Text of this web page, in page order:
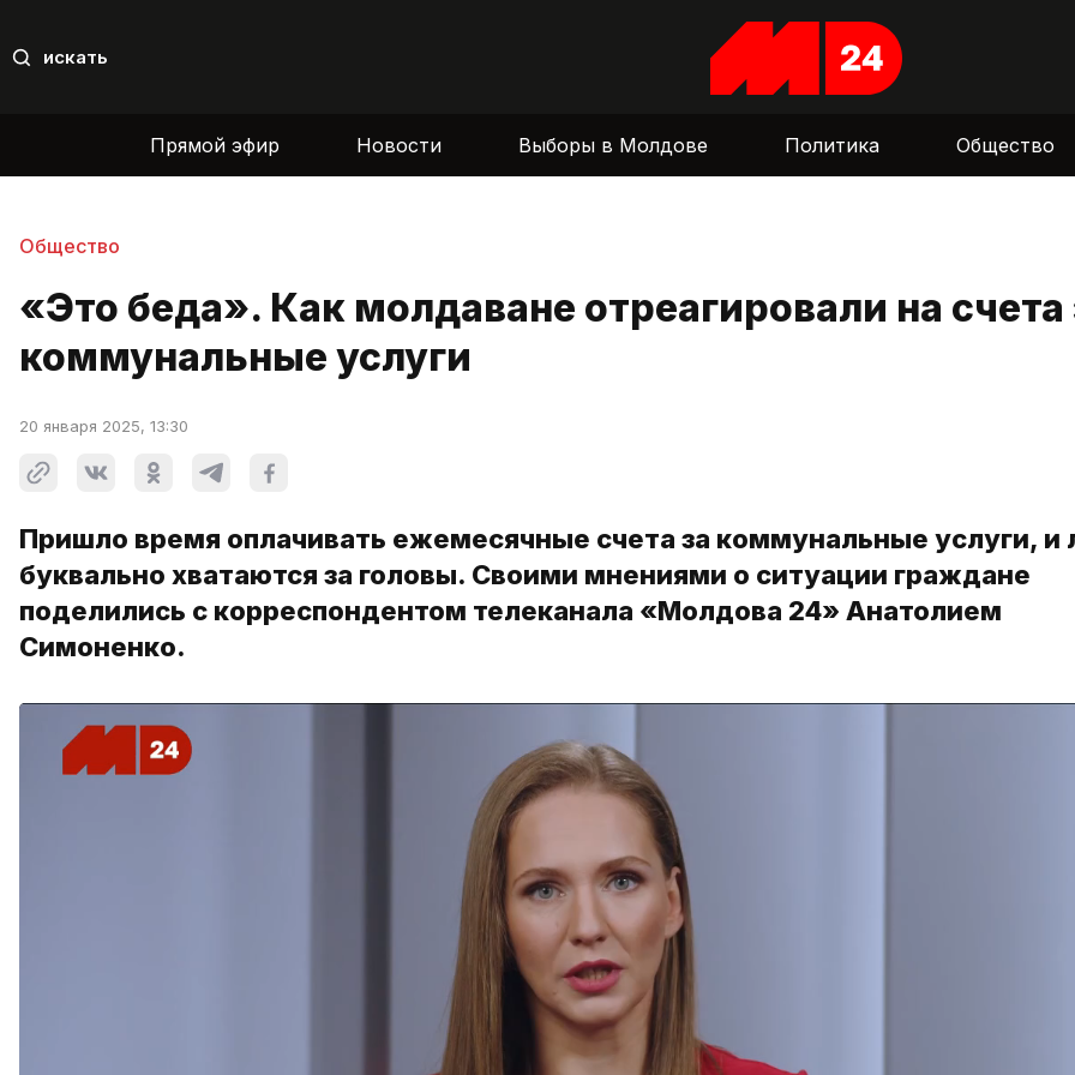
искать
Прямой эфир Новости Выборы в Молдове Политика Общество
Общество
«Это беда». Как молдаване отреагировали на счета
коммунальные услуги
20 января 2025, 13:30
Пришло время оплачивать ежемесячные счета за коммунальные услуги, и
буквально хватаются за головы. Своими мнениями о ситуации граждане
поделились с корреспондентом телеканала «Молдова 24» Анатолием
Симоненко.